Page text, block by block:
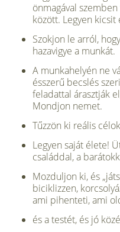
önmagával
között. Legyen
Szokjon le arról,
hazavigye a munkát.
A munkahelyén ne
ésszerű becslés
feladattal árasztják
Mondjon nemet.
Tűzzön ki reális
Legyen saját élete!
családdal, a
Mozduljon ki, és
biciklizzen,
ami pihenteti, ami
és a testét, és jó